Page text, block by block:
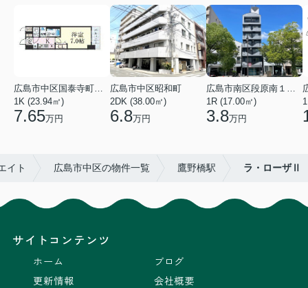
広島市中区国泰寺町２丁目
1K (23.94㎡)
7.65万円
広島市中区昭和町
2DK (38.00㎡)
6.8万円
広島市南区段原南１丁目
1R (17.00㎡)
3.8万円
イト 広島市中区の物件一覧 鷹野橋駅 ラ・ローザⅡ
サイトコンテンツ
ホーム
更新情報
ブログ
会社概要